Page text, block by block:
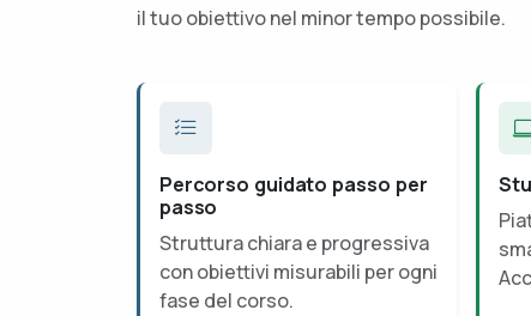
il tuo obiettivo nel minor tempo possibile.
Percorso guidato passo per
passo
Struttura chiara e progressiva
con obiettivi misurabili per ogni
fase del corso.